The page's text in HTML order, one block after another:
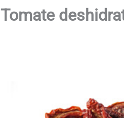
Tomate